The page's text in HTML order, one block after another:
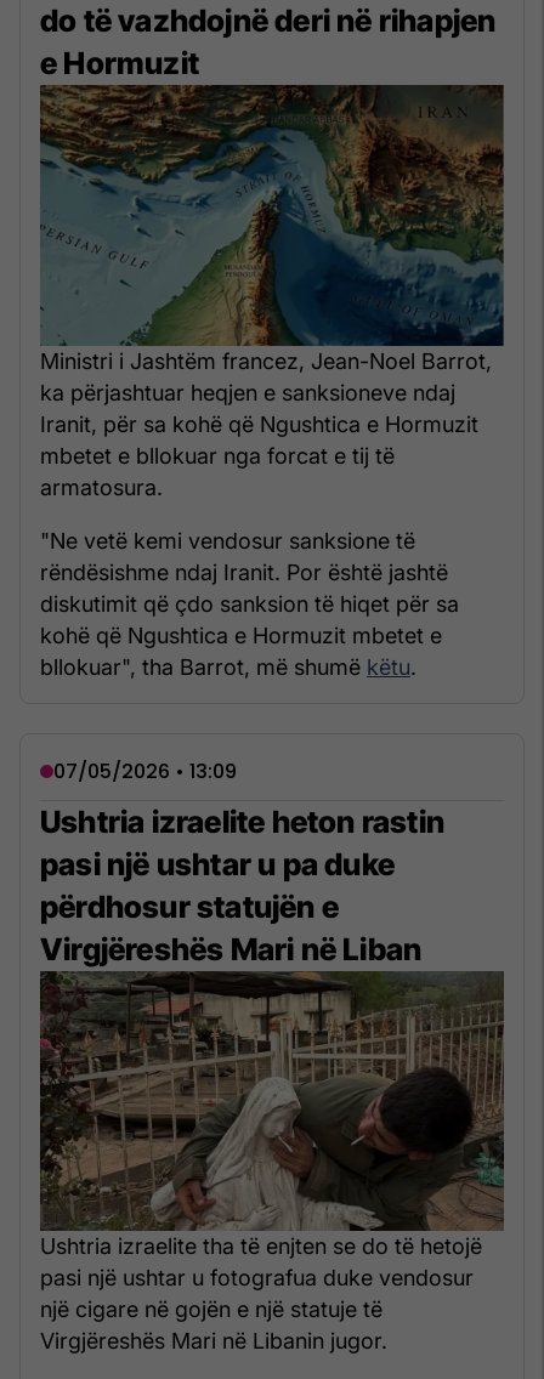
do të vazhdojnë deri në rihapjen
e Hormuzit
Ministri i Jashtëm francez, Jean-Noel Barrot,
ka përjashtuar heqjen e sanksioneve ndaj
Iranit, për sa kohë që Ngushtica e Hormuzit
mbetet e bllokuar nga forcat e tij të
armatosura.
"Ne vetë kemi vendosur sanksione të
rëndësishme ndaj Iranit. Por është jashtë
diskutimit që çdo sanksion të hiqet për sa
kohë që Ngushtica e Hormuzit mbetet e
bllokuar", tha Barrot, më shumë këtu.
07/05/2026 • 13:09
Ushtria izraelite heton rastin
pasi një ushtar u pa duke
përdhosur statujën e
Virgjëreshës Mari në Liban
Ushtria izraelite tha të enjten se do të hetojë
pasi një ushtar u fotografua duke vendosur
një cigare në gojën e një statuje të
Virgjëreshës Mari në Libanin jugor.